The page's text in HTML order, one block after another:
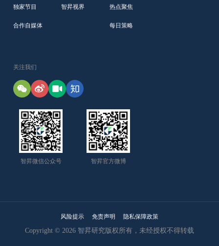
独家节目
合作自媒体
智昇视界 热点聚焦
每日策略
关注我们
智昇微信公众号 智昇官方微博
风险提示 免责声明 隐私保障政策
Copyright © 2026 智昇研究版权所有，未经授权不得转载